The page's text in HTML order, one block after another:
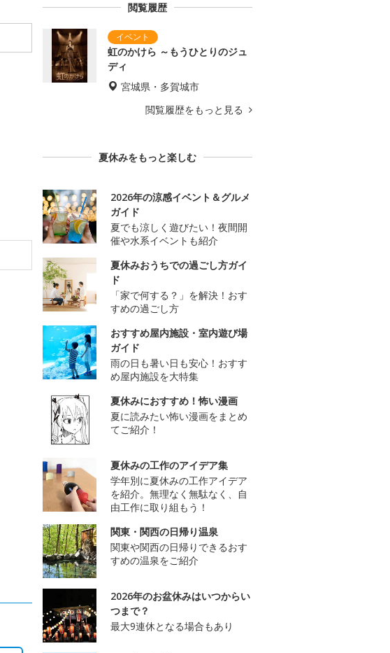
閲覧履歴
虹のかけら ～もうひとりのジュ
ディ
宮城県・多賀城市
閲覧履歴をもっと見る
夏休みをもっと楽しむ
2026年の涼感イベント＆グルメ
ガイド
夏でも涼しく遊びたい！夜間開
催や水系イベントも紹介
夏休みおうちでの過ごし方ガイ
ド
「家で何する？」を解決！おす
すめの過ごし方
おすすめ屋内施設・室内遊び場
ガイド
雨の日も暑い日も安心！おすす
め屋内施設を大特集
夏休みにおすすめ！怖い漫画
夏に読みたい怖い漫画をまとめ
てご紹介！
夏休みの工作のアイデア集
学年別に夏休みの工作アイデア
を紹介。無理なく無駄なく、自
由工作に取り組もう！
関東・関西の日帰り温泉
関東や関西の日帰りできるおす
すめの温泉をご紹介
2026年のお盆休みはいつからい
つまで？
最大9連休となる場合もあり